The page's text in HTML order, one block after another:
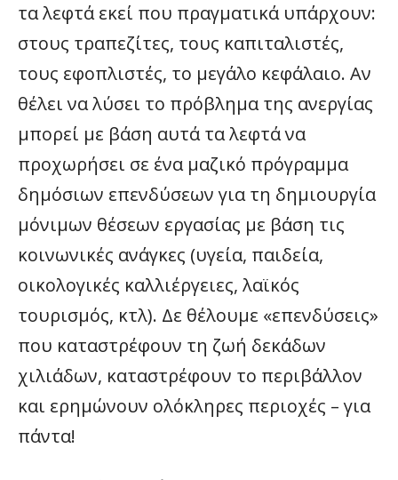
τα λεφτά εκεί που πραγματικά υπάρχουν:
στους τραπεζίτες, τους καπιταλιστές,
τους εφοπλιστές, το μεγάλο κεφάλαιο. Αν
θέλει να λύσει το πρόβλημα της ανεργίας
μπορεί με βάση αυτά τα λεφτά να
προχωρήσει σε ένα μαζικό πρόγραμμα
δημόσιων επενδύσεων για τη δημιουργία
μόνιμων θέσεων εργασίας με βάση τις
κοινωνικές ανάγκες (υγεία, παιδεία,
οικολογικές καλλιέργειες, λαϊκός
τουρισμός, κτλ). Δε θέλουμε «επενδύσεις»
που καταστρέφουν τη ζωή δεκάδων
χιλιάδων, καταστρέφουν το περιβάλλον
και ερημώνουν ολόκληρες περιοχές – για
πάντα!